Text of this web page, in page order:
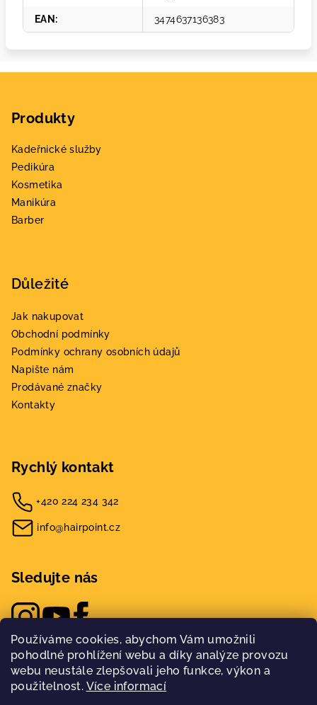
Používáme cookies, abychom Vám umožnili
pohodlné prohlížení webu a díky analýze provozu
webu neustále zlepšovali jeho funkce, výkon a
použitelnost. Více informací
EAN : 3474637136383
Produkty
Kadeřnické služby
Pedikúra
Kosmetika
Manikúra
Barber
Důležité
Jak nakupovat
Obchodní podmínky
Podmínky ochrany osobních údajů
Napište nám
Prodávané značky
Kontakty
Rychlý kontakt
+420 224 234 342
info@hairpoint.cz
Sledujte nás